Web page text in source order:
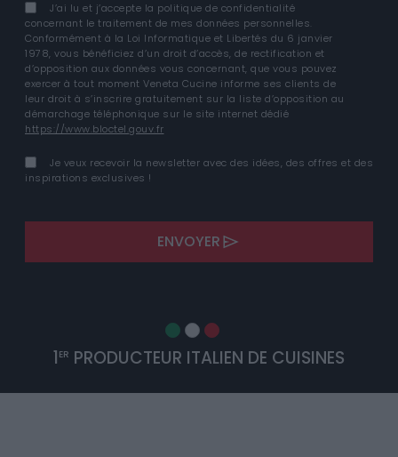
J’ai lu et j’accepte la politique de confidentialité
concernant le traitement de mes données personnelles.
Conformément à la Loi Informatique et Libertés du 6 janvier
1978, vous bénéficiez d’un droit d’accès, de rectification et
d’opposition aux données vous concernant, que vous pouvez
exercer à tout moment Veneta Cucine informe ses clients de
leur droit à s’inscrire gratuitement sur la liste d’opposition au
démarchage téléphonique sur le site internet dédié
https://www.bloctel.gouv.fr
Je veux recevoir la newsletter avec des idées, des offres et des
inspirations exclusives !
ENVOYER
1 ER PRODUCTEUR ITALIEN DE CUISINES